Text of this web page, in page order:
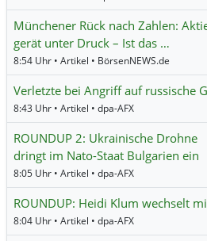
Münchener Rück nach Zahlen:
gerät unter Druck – Ist das …
8:54 Uhr • Artikel • BörsenNEWS.de
Verletzte bei Angriff auf russische
8:43 Uhr • Artikel • dpa-AFX
ROUNDUP 2: Ukrainische Drohne
dringt im Nato-Staat Bulgarien ein
8:05 Uhr • Artikel • dpa-AFX
ROUNDUP: Heidi Klum wechselt
8:04 Uhr • Artikel • dpa-AFX